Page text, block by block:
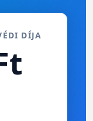
DÍJA